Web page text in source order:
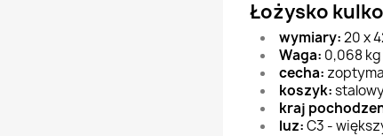
Łożysko
wymiary:20 x
Waga: 0,068 kg
cecha:
koszyk:
kraj
luz:C3 -